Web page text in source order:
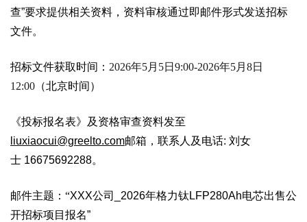
查”要求提供相关资料，资料审核通过即邮件形式发送招标
文件。
招标文件获取时间： 2026年5月 5日 9:00-2026年5月 8日
12:00 （北京时间）
《投标报名表》及资格审查资料发至
liuxiaocui@greelto.com邮箱，联系人及电话: 刘女
士 16675692288。
邮件主题：“XXX公司 _2026年格力钛LFP280Ah电芯出售公
开招标项目报名”